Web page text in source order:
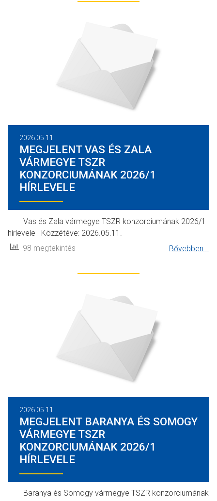
2026.05.11.
MEGJELENT VAS ÉS ZALA
VÁRMEGYE TSZR
KONZORCIUMÁNAK 2026/1
HÍRLEVELE
Vas és Zala vármegye TSZR konzorciumának 2026/1
hírlevele Közzétéve: 2026.05.11.
98 megtekintés
Bővebben...
2026.05.11.
MEGJELENT BARANYA ÉS SOMOGY
VÁRMEGYE TSZR
KONZORCIUMÁNAK 2026/1
HÍRLEVELE
Baranya és Somogy vármegye TSZR konzorciumának